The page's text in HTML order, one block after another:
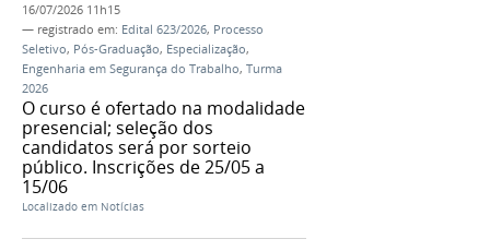
16/07/2026 11h15
— registrado em: Edital 623/2026, Processo
Seletivo, Pós-Graduação, Especialização,
Engenharia em Segurança do Trabalho, Turma
2026
O curso é ofertado na modalidade
presencial; seleção dos
candidatos será por sorteio
público. Inscrições de 25/05 a
15/06
Localizado em Notícias